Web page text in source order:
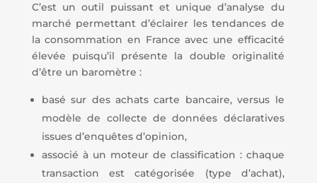
C’est un outil puissant et unique d’analyse du
marché permettant d’éclairer les tendances de
la consommation en France avec une efficacité
élevée puisqu’il présente la double originalité
d’être un baromètre :
basé sur des achats carte bancaire, versus le
modèle de collecte de données déclaratives
issues d’enquêtes d’opinion,
associé à un moteur de classification : chaque
transaction est catégorisée (type d’achat),